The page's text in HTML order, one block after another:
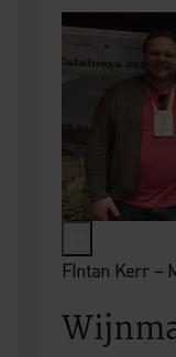
FIntan Kerr –